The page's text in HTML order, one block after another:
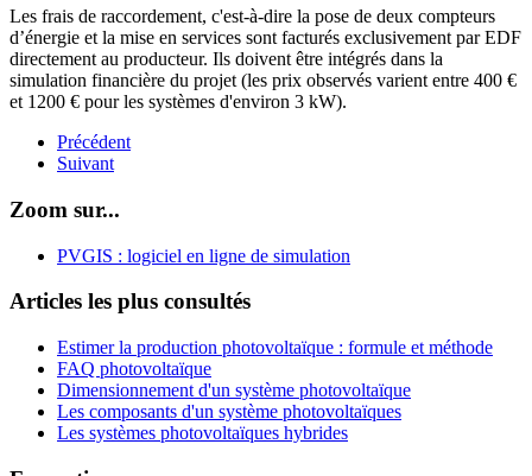
Les frais de raccordement, c'est-à-dire la pose de deux compteurs
d’énergie et la mise en services sont facturés exclusivement par EDF
directement au producteur. Ils doivent être intégrés dans la
simulation financière du projet (les prix observés varient entre 400 €
et 1200 € pour les systèmes d'environ 3 kW).
Précédent
Suivant
Zoom sur...
PVGIS : logiciel en ligne de simulation
Articles les plus consultés
Estimer la production photovoltaïque : formule et méthode
FAQ photovoltaïque
Dimensionnement d'un système photovoltaïque
Les composants d'un système photovoltaïques
Les systèmes photovoltaïques hybrides